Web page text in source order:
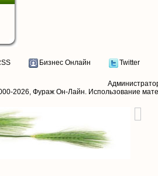
Бизнес Онлайн Twitter
2026, Фураж Он-Лайн. Использование